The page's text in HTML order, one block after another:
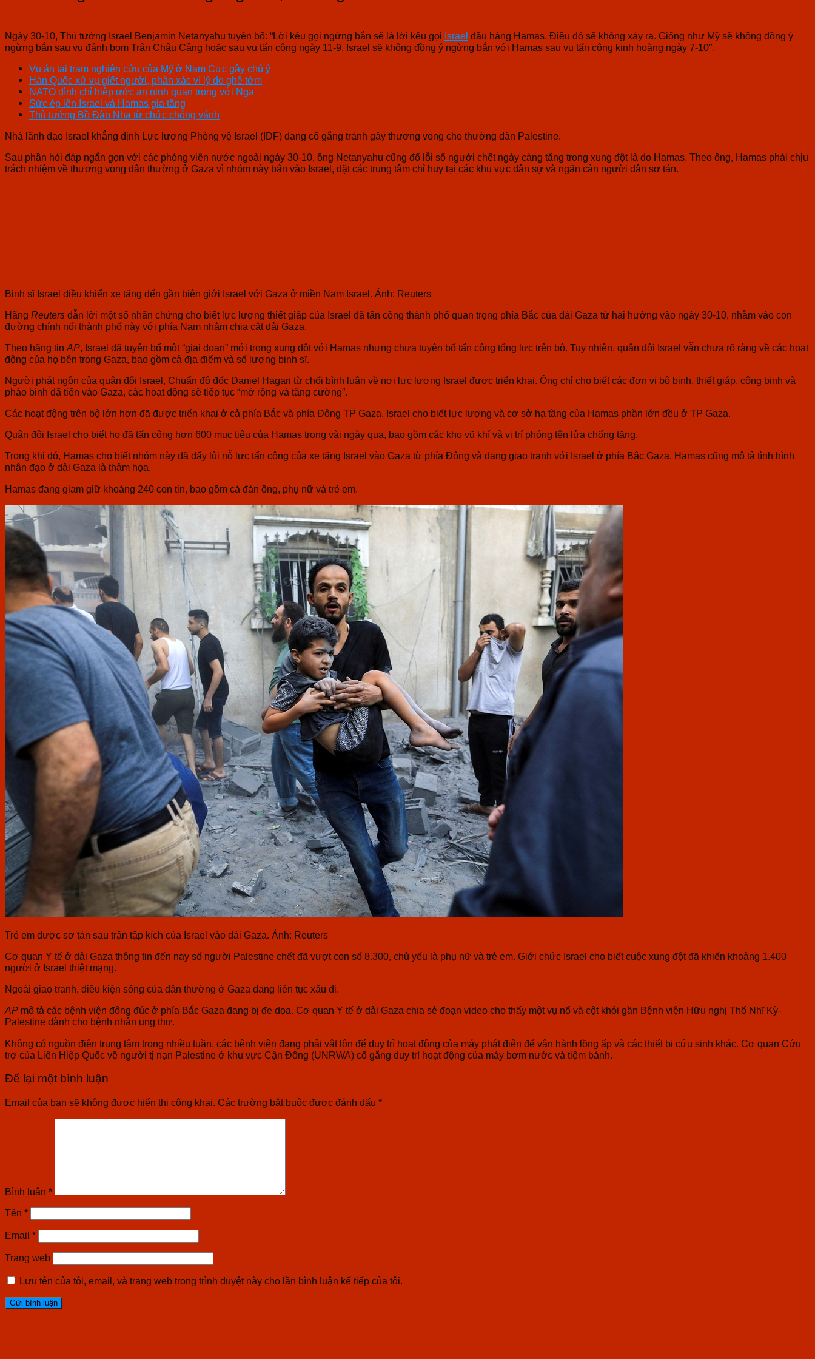
Ngày 30-10, Thủ tướng Israel Benjamin Netanyahu tuyên bố: “Lời kêu gọi ngừng bắn sẽ là lời kêu gọi Israel đầu hàng Hamas. Điều đó sẽ không xảy ra. Giống như Mỹ sẽ không đồng ý
ngừng bắn sau vụ đánh bom Trân Châu Cảng hoặc sau vụ tấn công ngày 11-9. Israel sẽ không đồng ý ngừng bắn với Hamas sau vụ tấn công kinh hoàng ngày 7-10″.
Vụ án tại trạm nghiên cứu của Mỹ ở Nam Cực gây chú ý
Hàn Quốc xử vụ giết người, phân xác vì lý do ghê tởm
NATO đình chỉ hiệp ước an ninh quan trọng với Nga
Sức ép lên Israel và Hamas gia tăng
Thủ tướng Bồ Đào Nha từ chức chóng vánh
Nhà lãnh đạo Israel khẳng định Lực lượng Phòng vệ Israel (IDF) đang cố gắng tránh gây thương vong cho thường dân Palestine.
Sau phần hỏi đáp ngắn gọn với các phóng viên nước ngoài ngày 30-10, ông Netanyahu cũng đổ lỗi số người chết ngày càng tăng trong xung đột là do Hamas. Theo ông, Hamas phải chịu
trách nhiệm về thương vong dân thường ở Gaza vì nhóm này bắn vào Israel, đặt các trung tâm chỉ huy tại các khu vực dân sự và ngăn cản người dân sơ tán.
Binh sĩ Israel điều khiển xe tăng đến gần biên giới Israel với Gaza ở miền Nam Israel. Ảnh: Reuters
Hãng Reuters dẫn lời một số nhân chứng cho biết lực lượng thiết giáp của Israel đã tấn công thành phố quan trọng phía Bắc của dải Gaza từ hai hướng vào ngày 30-10, nhằm vào con
đường chính nối thành phố này với phía Nam nhằm chia cắt dải Gaza.
Theo hãng tin AP, Israel đã tuyên bố một “giai đoạn” mới trong xung đột với Hamas nhưng chưa tuyên bố tấn công tổng lực trên bộ. Tuy nhiên, quân đội Israel vẫn chưa rõ ràng về các hoạt
động của họ bên trong Gaza, bao gồm cả địa điểm và số lượng binh sĩ.
Người phát ngôn của quân đội Israel, Chuẩn đô đốc Daniel Hagari từ chối bình luận về nơi lực lượng Israel được triển khai. Ông chỉ cho biết các đơn vị bộ binh, thiết giáp, công binh và
pháo binh đã tiến vào Gaza, các hoạt động sẽ tiếp tục “mở rộng và tăng cường”.
Các hoạt động trên bộ lớn hơn đã được triển khai ở cả phía Bắc và phía Đông TP Gaza. Israel cho biết lực lượng và cơ sở hạ tầng của Hamas phần lớn đều ở TP Gaza.
Quân đội Israel cho biết họ đã tấn công hơn 600 mục tiêu của Hamas trong vài ngày qua, bao gồm các kho vũ khí và vị trí phóng tên lửa chống tăng.
Trong khi đó, Hamas cho biết nhóm này đã đẩy lùi nỗ lực tấn công của xe tăng Israel vào Gaza từ phía Đông và đang giao tranh với Israel ở phía Bắc Gaza. Hamas cũng mô tả tình hình
nhân đạo ở dải Gaza là thảm họa.
Hamas đang giam giữ khoảng 240 con tin, bao gồm cả đàn ông, phụ nữ và trẻ em.
Trẻ em được sơ tán sau trận tập kích của Israel vào dải Gaza. Ảnh: Reuters
Cơ quan Y tế ở dải Gaza thông tin đến nay số người Palestine chết đã vượt con số 8.300, chủ yếu là phụ nữ và trẻ em. Giới chức Israel cho biết cuộc xung đột đã khiến khoảng 1.400
người ở Israel thiệt mạng.
Ngoài giao tranh, điều kiện sống của dân thường ở Gaza đang liên tục xấu đi.
AP mô tả các bệnh viện đông đúc ở phía Bắc Gaza đang bị đe dọa. Cơ quan Y tế ở dải Gaza chia sẻ đoạn video cho thấy một vụ nổ và cột khói gần Bệnh viện Hữu nghị Thổ Nhĩ Kỳ-
Palestine dành cho bệnh nhân ung thư.
Không có nguồn điện trung tâm trong nhiều tuần, các bệnh viện đang phải vật lộn để duy trì hoạt động của máy phát điện để vận hành lồng ấp và các thiết bị cứu sinh khác. Cơ quan Cứu
trợ của Liên Hiệp Quốc về người tị nạn Palestine ở khu vực Cận Đông (UNRWA) cố gắng duy trì hoạt động của máy bơm nước và tiệm bánh.
Để lại một bình luận
Email của bạn sẽ không được hiển thị công khai. Các trường bắt buộc được đánh dấu *
Bình luận *
Tên *
Email *
Trang web
Lưu tên của tôi, email, và trang web trong trình duyệt này cho lần bình luận kế tiếp của tôi.